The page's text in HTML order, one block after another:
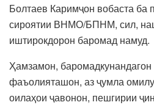
Болтаев Каримҷон вобаста ба
сироятии ВНМО/БПНМ, сил,
иштирокдорон баромад намуд.
Ҳамзамон, баромадкунандагон
фаъолияташон, аз ҷумла
оилаҳои ҷавонон, пешгирии